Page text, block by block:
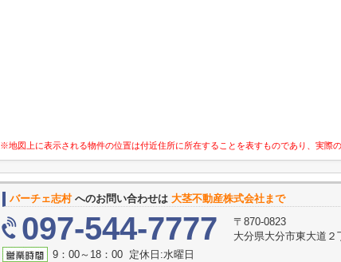
※地図上に表示される物件の位置は付近住所に所在することを表すものであり、実際
バーチェ志村へのお問い合わせは 大茎不動産株式会社まで
097-544-7777
〒870-0823
大分県大分市東大道２
9：00～18：00 定休日:水曜日